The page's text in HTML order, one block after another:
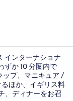
インターナショナ
ずか 10 分圏内で
ップ、マニキュア /
ほか、イギリス料
、ディナーをお召